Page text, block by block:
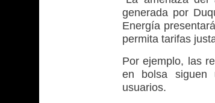
generada por
Energía
permita tarifas
Por ejemplo, las
en bolsa siguen
usuarios.